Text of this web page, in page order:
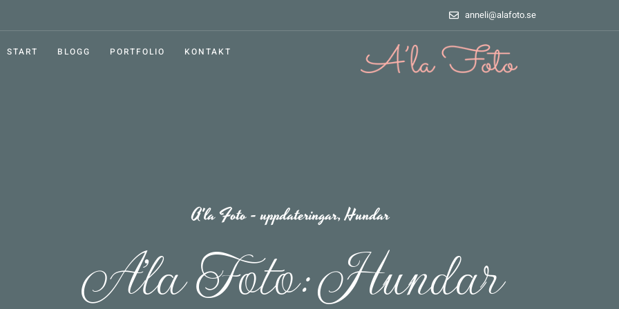
anneli@alafoto.se
START BLOGG PORTFOLIO KONTAKT
A'la Foto - uppdateringar,Hundar
A’la Foto: Hundar